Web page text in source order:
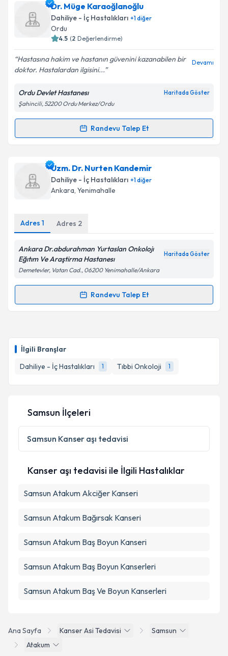
İlgili Branşlar
Dahiliye - İç Hastalıkları
1 Tıbbi Onkoloji 1
Dr. Güzin Demirağiçin randevu takvimi talebi
oluşturun. Size bu uzmandan randevu almanız için bir
takvim hazırlandığında e-posta ile bilgilendireceğiz.
Kişisel verilerimin işlenmesine ilişkin
Aydınlatma
Metni'ni okudum ve kişisel verilerimin belirtilen
kapsamda işlenmesini kabul ediyorum.
Dr. Müge Karaoğlanoğlu
Dahiliye - İç Hastalıkları +1diğer
Ordu
4.5 (2 Değerlendirme)
Hastasına hakim ve hastanın güvenini kazanabilen bir
doktor. Hastalardan ilgisini...
Devamı
Ordu Devlet Hastanesı Haritada Göster
Şahincili, 52200 Ordu Merkez/Ordu
Randevu Talep Et
Randevu Takvimi Talebi
Dr. Müge Karaoğlanoğluiçin randevu takvimi talebi
oluşturun. Size bu uzmandan randevu almanız için bir
takvim hazırlandığında e-posta ile bilgilendireceğiz.
Kişisel verilerimin işlenmesine ilişkin
Aydınlatma
Metni'ni okudum ve kişisel verilerimin belirtilen
Uzm. Dr. Nurten Kandemir
Dahiliye - İç Hastalıkları +1diğer
Ankara, Yenimahalle
Adres 1 Adres 2
Ankara Dr.abdurahman Yurtaslan Onkolojı
Eğıtım Ve Araştirma Hastanesı
Haritada Göster
Demetevler, Vatan Cad., 06200 Yenimahalle/Ankara
Randevu Talep Et
Randevu Takvimi Talebi
için bir takvim hazırlandığında e-posta ile
bilgilendireceğiz.
E-posta Adresiniz
Kişisel verilerimin işlenmesine ilişkin
Metni'ni okudum ve kişisel verilerimin belirtilen
Ana Sayfa Kanser Asi Tedavisi
Samsun
Atakum
Samsun İlçeleri
Samsun Kanser aşı tedavisi
Kanser aşı tedavisi ile İlgili Hastalıklar
Samsun Atakum Akciğer Kanseri
Samsun Atakum Bağırsak Kanseri
Samsun Atakum Baş Boyun Kanseri
Samsun Atakum Baş Boyun Kanserleri
Samsun Atakum Baş Ve Boyun Kanserleri